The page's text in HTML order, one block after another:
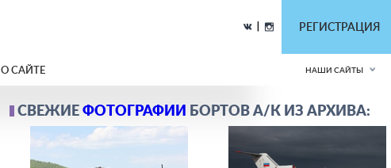
РЕГИСТРАЦИЯ
О САЙТЕ НАШИ САЙТЫ
СВЕЖИЕФОТОГРАФИИ БОРТОВ А/К ИЗ АРХИВА: